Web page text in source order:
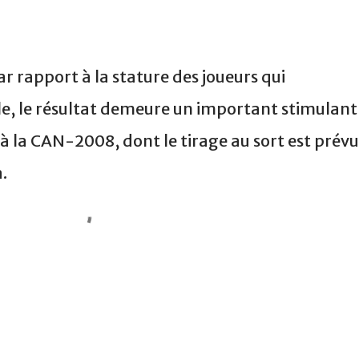
rapport à la stature des joueurs qui
le résultat demeure un important stimulant
la CAN-2008, dont le tirage au sort est prévu